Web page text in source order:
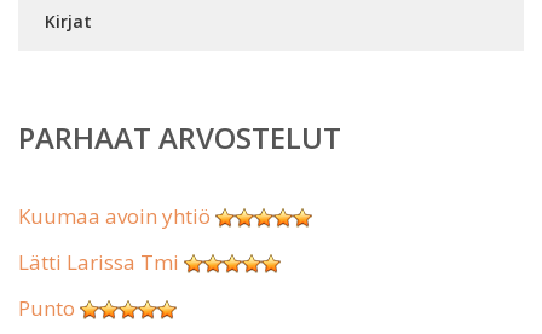
Kirjat
PARHAAT ARVOSTELUT
Kuumaa avoin yhtiö
Lätti Larissa Tmi
Punto